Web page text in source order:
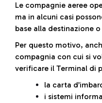
Le compagnie aeree
ma in alcuni casi
base alla destinazione
Per questo motivo,
compagnia con cui si
verificare il Terminal di
la carta
i sistemi